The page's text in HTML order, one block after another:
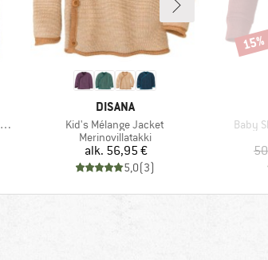
MERKKI
DISANA
Tuote
Kid's Mélange Jacket
Tuoteryhmä
Merinovillatakki
Hinta
alk. 56,95 €
5,0(3)
Tuote
Baby
15%